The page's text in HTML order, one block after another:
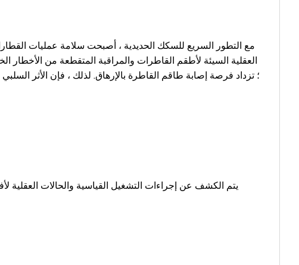
مع التطور السريع للسكك الحديدية ، أصبحت سلامة عمليات
العقلية السيئة لأطقم القاطرات والمراقبة المتقطعة من
؛ تزداد فرصة إصابة طاقم القاطرة بالإرهاق. لذلك ، فإن الأثر
يتم الكشف عن إجراءات التشغيل القياسية والحالات العقلية